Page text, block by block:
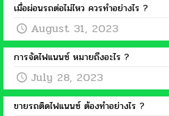
เมื่อผ่อนรถต่อไม่ไหว ควรทำอย่างไร ?
August 31, 2023
การจัดไฟแนนซ์ หมายถึงอะไร ?
July 28, 2023
ขายรถติดไฟแนนซ์ ต้องทำอย่างไร ?